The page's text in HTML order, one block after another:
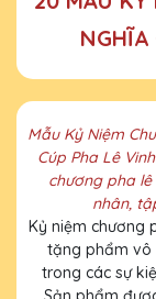
Mẫu Kỷ Niệm
Cúp Pha Lê
chương pha
nhân,
Kỷ niệm chương
tặng phẩm vô
trong các sự